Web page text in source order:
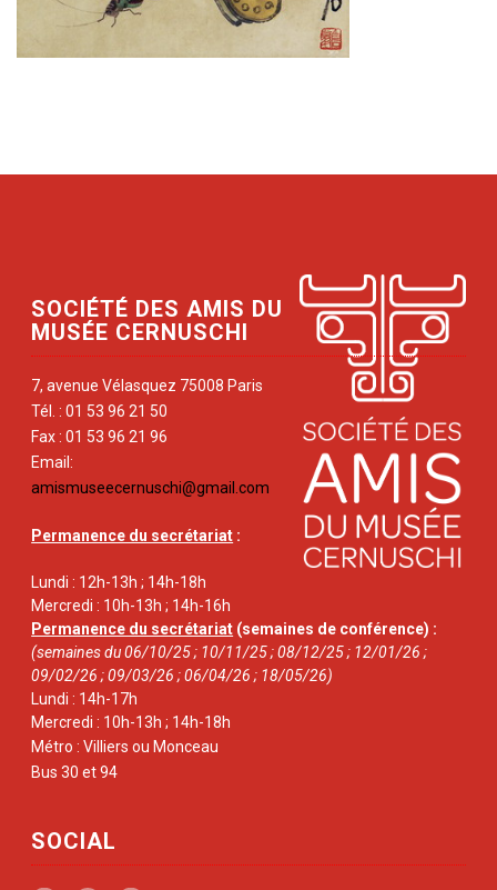
SOCIÉTÉ DES AMIS DU
MUSÉE CERNUSCHI
7, avenue Vélasquez 75008 Paris
Tél. : 01 53 96 21 50
Fax : 01 53 96 21 96
Email:
amismuseecernuschi@gmail.com
Permanence du secrétariat :
Lundi : 12h-13h ; 14h-18h
Mercredi : 10h-13h ; 14h-16h
Permanence du secrétariat (semaines de conférence) :
(semaines du 06/10/25 ; 10/11/25 ; 08/12/25 ; 12/01/26 ;
09/02/26 ; 09/03/26 ; 06/04/26 ; 18/05/26)
Lundi : 14h-17h
Mercredi : 10h-13h ; 14h-18h
Métro : Villiers ou Monceau
Bus 30 et 94
SOCIAL